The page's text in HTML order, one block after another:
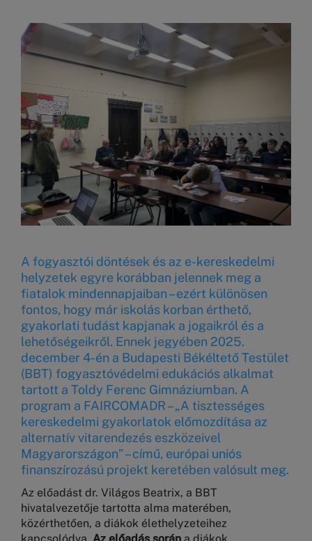
Kép
A fogyasztói döntések és az e-kereskedelmi
helyzetek egyre korábban jelennek meg a
fiatalok mindennapjaiban – ezért különösen
fontos, hogy már iskolás korban érthető,
gyakorlati tudást kapjanak a jogaikról és a
lehetőségeikről. Ennek jegyében 2025.
december 4-én a Budapesti Békéltető Testület
(BBT) fogyasztóvédelmi edukációs alkalmat
tartott a Toldy Ferenc Gimnáziumban. A
program a FAIRCOMADR – „A tisztességes
kereskedelmi gyakorlatok előmozdítása az
alternatív vitarendezés eszközeivel
Magyarországon” – című, európai uniós
finanszírozású projekt keretében valósult meg.
Az előadást dr. Világos Beatrix, a BBT
hivatalvezetője tartotta alma materében,
közérthetően, a diákok élethelyzeteihez